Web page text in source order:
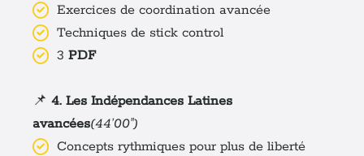
Exercices de coordination avancée
Techniques de stick control
3 PDF
📌 4. Les Indépendances Latines
avancées(44’00")
Concepts rythmiques pour plus de liberté